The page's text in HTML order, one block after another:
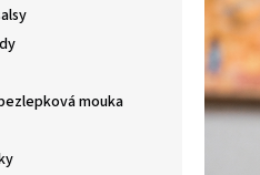
mouka